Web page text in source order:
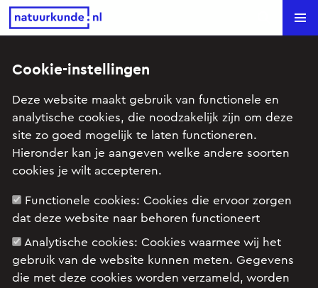
Natuurkunde.nl Search
Schommelboot (VWO1 2005-I)
Onderwerp: Licht, Optica (licht en lenzen) (havo), Trilling
en golf
Examenopgave VWO natuurkunde 1 2005 tijdvak
I: opgave 2
Cookie-instellingen
Deze website maakt gebruik van functionele en
analytische cookies, die noodzakelijk zijn om deze
site zo goed mogelijk te laten functioneren.
Hieronder kan je aangeven welke andere soorten
cookies je wilt accepteren.
Functionele cookies: Cookies die ervoor zorgen
dat deze website naar behoren functioneert
Analytische cookies: Cookies waarmee wij het
gebruik van de website kunnen meten. Gegevens
die met deze cookies worden verzameld, worden